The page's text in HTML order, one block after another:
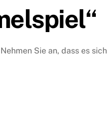
Sie an, dass es sich